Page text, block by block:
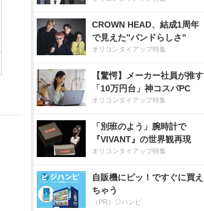
CROWN HEAD、結成1周年
で見えた”バンドらしさ”
オリコンタイアップ特集
【驚愕】メーカー社員が推す
「10万円台」神コスパPC
オリコンタイアップ特集
「別班のよう」腕時計で
『VIVANT』の世界観再現
オリコンタイアップ特集
自販機にピッ！ですぐに買え
ちゃう
（PR）ジハンピ